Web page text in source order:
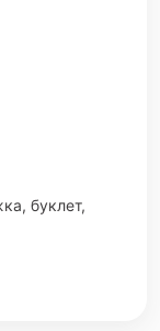
буклет,